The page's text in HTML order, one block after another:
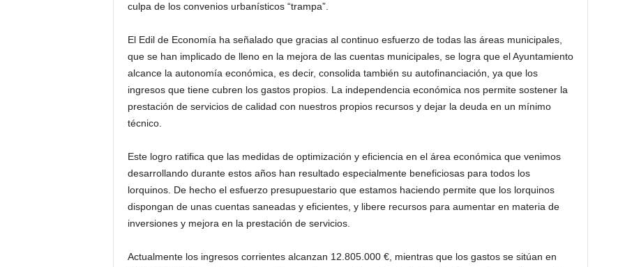
culpa de los convenios urbanísticos “trampa”.
El Edil de Economía ha señalado que gracias al continuo esfuerzo de todas las áreas municipales,
que se han implicado de lleno en la mejora de las cuentas municipales, se logra que el Ayuntamiento
alcance la autonomía económica, es decir, consolida también su autofinanciación, ya que los
ingresos que tiene cubren los gastos propios. La independencia económica nos permite sostener la
prestación de servicios de calidad con nuestros propios recursos y dejar la deuda en un mínimo
técnico.
Este logro ratifica que las medidas de optimización y eficiencia en el área económica que venimos
desarrollando durante estos años han resultado especialmente beneficiosas para todos los
lorquinos. De hecho el esfuerzo presupuestario que estamos haciendo permite que los lorquinos
dispongan de unas cuentas saneadas y eficientes, y libere recursos para aumentar en materia de
inversiones y mejora en la prestación de servicios.
Actualmente los ingresos corrientes alcanzan 12.805.000 €, mientras que los gastos se sitúan en